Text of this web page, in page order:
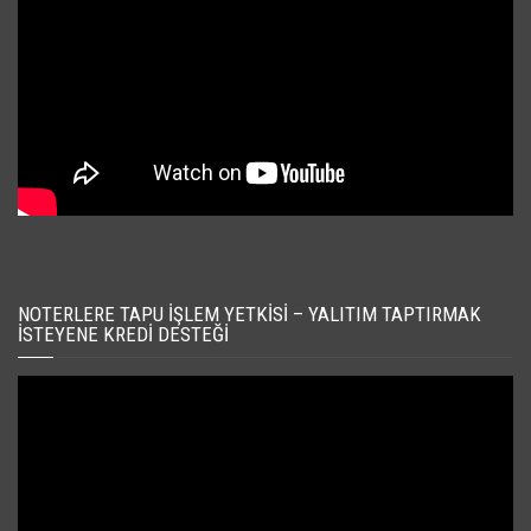
NOTERLERE TAPU İŞLEM YETKISI – YALITIM TAPTIRMAK
İSTEYENE KREDI DESTEĞI